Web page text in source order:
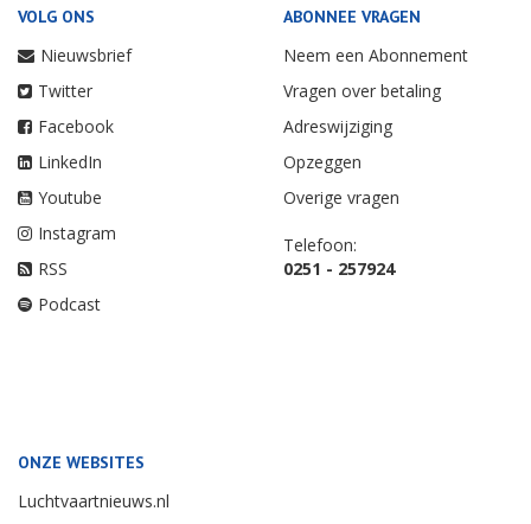
VOLG ONS
Nieuwsbrief
Twitter
Facebook
LinkedIn
Youtube
Instagram
RSS
Podcast
ABONNEE VRAGEN
Neem een Abonnement
Vragen over betaling
Adreswijziging
Opzeggen
Overige vragen
Telefoon:
0251 - 257924
ONZE WEBSITES
Luchtvaartnieuws.nl